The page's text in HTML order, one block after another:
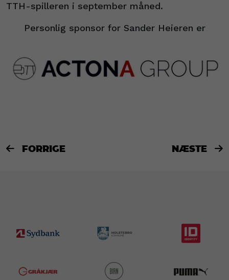
TTH-spilleren i september måned.
Personlig sponsor for Sander Heieren er
 FORRIGE NÆSTE 